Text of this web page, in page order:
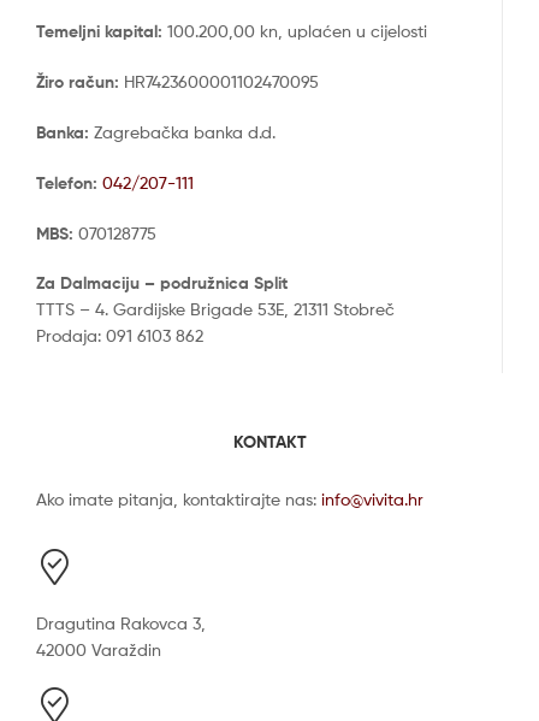
Temeljni kapital: 100.200,00 kn, uplaćen u cijelosti
Žiro račun: HR7423600001102470095
Banka: Zagrebačka banka d.d.
Telefon: 042/207-111
MBS: 070128775
Za Dalmaciju – podružnica Split
TTTS – 4. Gardijske Brigade 53E, 21311 Stobreč
Prodaja: 091 6103 862
KONTAKT
Ako imate pitanja, kontaktirajte nas: info@vivita.hr
Dragutina Rakovca 3,
42000 Varaždin